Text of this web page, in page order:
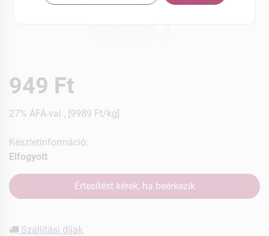
949 Ft
27% ÁFÁ-val , [9989 Ft/kg]
Készletinformáció:
Elfogyott
Értesítést kérek, ha beérkezik
Szállítási díjak